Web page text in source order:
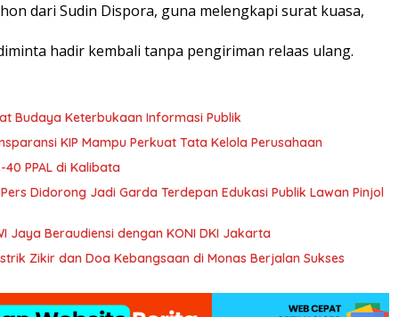
dari Sudin Dispora, guna melengkapi surat kuasa,
hadir kembali tanpa pengiriman relaas ulang.
Budaya Keterbukaan Informasi Publik
KIP Mampu Perkuat Tata Kelola Perusahaan
PPAL di Kalibata
Didorong Jadi Garda Terdepan Edukasi Publik Lawan Pinjol
Jaya Beraudiensi dengan KONI DKI Jakarta
Zikir dan Doa Kebangsaan di Monas Berjalan Sukses